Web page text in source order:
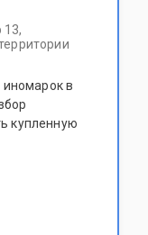
13,
иномарок в
купленную